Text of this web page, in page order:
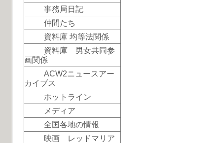
事務局日記
仲間たち
資料庫 均等法関係
資料庫 男女共同参
画関係
ACW2ニュースアー
カイブス
ホットライン
メディア
全国各地の情報
映画 レッドマリア